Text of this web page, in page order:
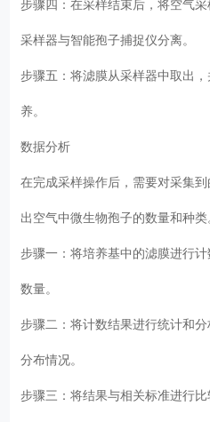
步骤四：在采样结束后，将空气
采样器与智能孢子捕捉仪分离。
步骤五：将滤膜从采样器中取出
养。
数据分析
在完成采样操作后，需要对采集
出空气中微生物孢子的数量和种
步骤一：将培养基中的滤膜进行
数量。
步骤二：将计数结果进行统计和
分布情况。
步骤三：将结果与相关标准进行